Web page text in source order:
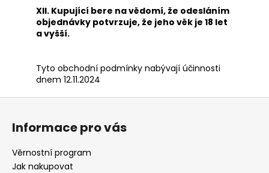
XII. Kupující bere na vědomí, že odesláním
objednávky potvrzuje, že jeho věk je 18 let
a vyšší.
Tyto obchodní podmínky nabývají účinnosti
dnem 12.11.2024
Z
Informace pro vás
Věrnostní program
Jak nakupovat